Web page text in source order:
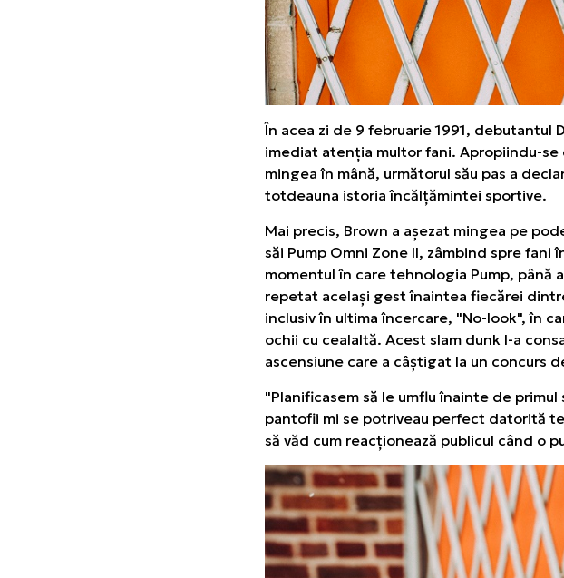
În acea zi de 9 februarie 1991, debutantul
imediat atenția multor fani. Apropiindu-
mingea în mână, următorul său pas a
totdeauna istoria încălțămintei sportive.
Mai precis, Brown a așezat mingea pe
săi Pump Omni Zone II, zâmbind spre
momentul în care tehnologia Pump, până
repetat același gest înaintea fiecărei
inclusiv în ultima încercare, "No-look", în
ochii cu cealaltă. Acest slam dunk l-a
ascensiune care a câștigat la un concurs
"Planificasem să le umflu înainte de
pantofii mi se potriveau perfect datorită
să văd cum reacționează publicul când o